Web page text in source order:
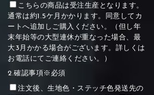
こちらの商品は受注生産となります。
通常は約1.5ケ月かかります。同意してカ
ートへ追加しご購入ください。（但し年
末年始等の大型連休が重なった場合、最
大3月かかる場合がございます。詳しくは
お電話にてご連絡ください。）
2.確認事項※必須
注文後、生地色・ステッチ色発送先の